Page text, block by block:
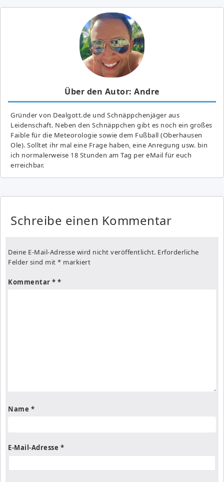
Über den Autor: Andre
Gründer von Dealgott.de und Schnäppchenjäger aus
Leidenschaft. Neben den Schnäppchen gibt es noch ein großes
Fai­ble für die Meteorologie sowie dem Fußball (Oberhausen
Ole). Solltet ihr mal eine Frage haben, eine Anregung usw. bin
ich normalerweise 18 Stunden am Tag per eMail für euch
erreichbar.
Schreibe einen Kommentar
Deine E-Mail-Adresse wird nicht veröffentlicht. Erforderliche
Felder sind mit * markiert
Kommentar *
Name *
E-Mail-Adresse *